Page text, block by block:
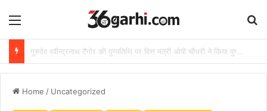
Menu
Home / Uncategorized